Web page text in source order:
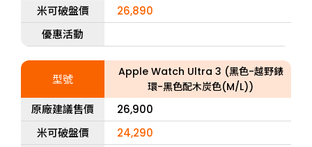
米可破盤價
26,890
優惠活動
型號
Apple Watch Ultra 3 (黑色-越野錶
環-黑色配木炭色(M/L))
原廠建議售價
26,900
米可破盤價
24,290